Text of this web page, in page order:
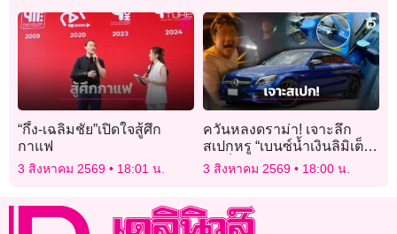
“กึ้ง-เฉลิมชัย”เปิดใจสู้ศึก
กาแฟ
3 สิงหาคม 2569 18:01 น.
ควันหลงดราม่า! เจาะลึก
สเปกหรู “เบนซ์น้ำเงินลิมิเต็ด”
จัดเต็มสปอร์ตพรีเมียม-ไทยมี
3 สิงหาคม 2569 18:00 น.